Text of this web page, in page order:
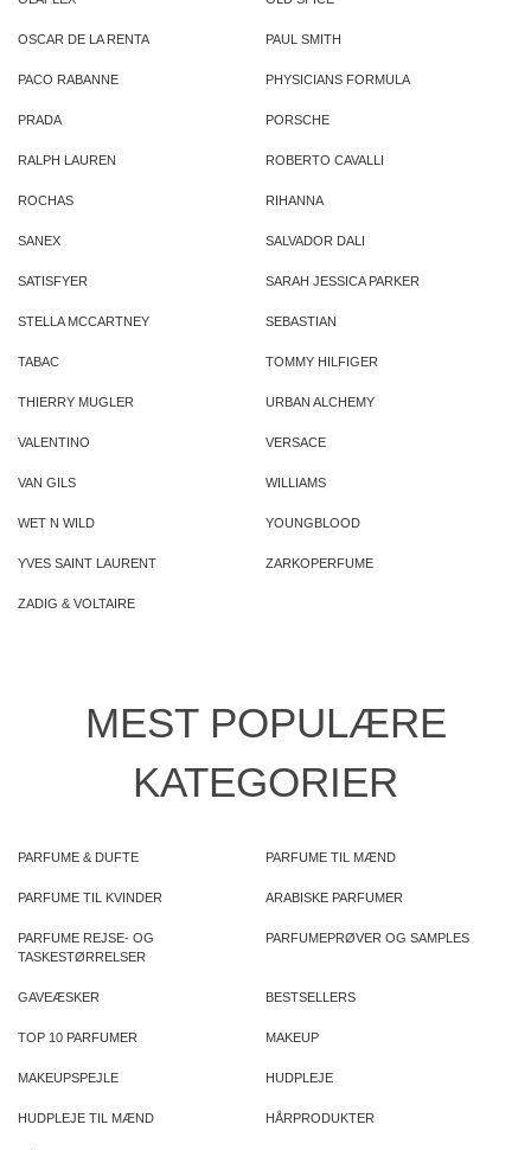
OSCAR DE LA RENTA PAUL SMITH
PACO RABANNE PHYSICIANS FORMULA
PRADA PORSCHE
RALPH LAUREN ROBERTO CAVALLI
ROCHAS RIHANNA
SANEX SALVADOR DALI
SATISFYER SARAH JESSICA PARKER
STELLA MCCARTNEY SEBASTIAN
TABAC TOMMY HILFIGER
THIERRY MUGLER URBAN ALCHEMY
VALENTINO VERSACE
VAN GILS WILLIAMS
WET N WILD YOUNGBLOOD
YVES SAINT LAURENT ZARKOPERFUME
ZADIG & VOLTAIRE
MEST POPULÆRE
KATEGORIER
PARFUME & DUFTE PARFUME TIL MÆND
PARFUME TIL KVINDER ARABISKE PARFUMER
PARFUME REJSE- OG
TASKESTØRRELSER
PARFUMEPRØVER OG SAMPLES
GAVEÆSKER BESTSELLERS
TOP 10 PARFUMER MAKEUP
MAKEUPSPEJLE HUDPLEJE
HUDPLEJE TIL MÆND HÅRPRODUKTER